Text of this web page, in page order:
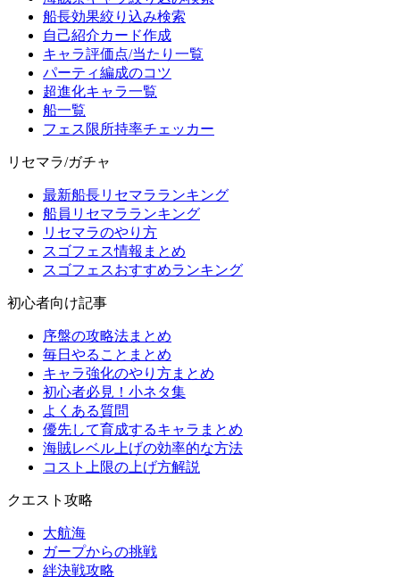
船長効果絞り込み検索
自己紹介カード作成
キャラ評価点/当たり一覧
パーティ編成のコツ
超進化キャラ一覧
船一覧
フェス限所持率チェッカー
リセマラ/ガチャ
最新船長リセマラランキング
船員リセマラランキング
リセマラのやり方
スゴフェス情報まとめ
スゴフェスおすすめランキング
初心者向け記事
序盤の攻略法まとめ
毎日やることまとめ
キャラ強化のやり方まとめ
初心者必見！小ネタ集
よくある質問
優先して育成するキャラまとめ
海賊レベル上げの効率的な方法
コスト上限の上げ方解説
クエスト攻略
大航海
ガープからの挑戦
絆決戦攻略